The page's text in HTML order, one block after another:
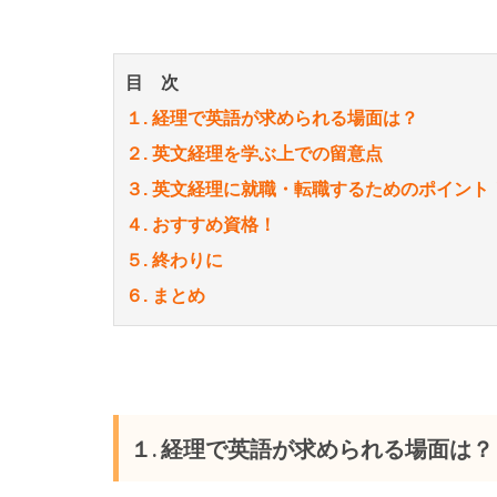
目 次
１. 経理で英語が求められる場面は？
２. 英文経理を学ぶ上での留意点
３. 英文経理に就職・転職するためのポイント
４. おすすめ資格！
５. 終わりに
６. まとめ
１. 経理で英語が求められる場面は？